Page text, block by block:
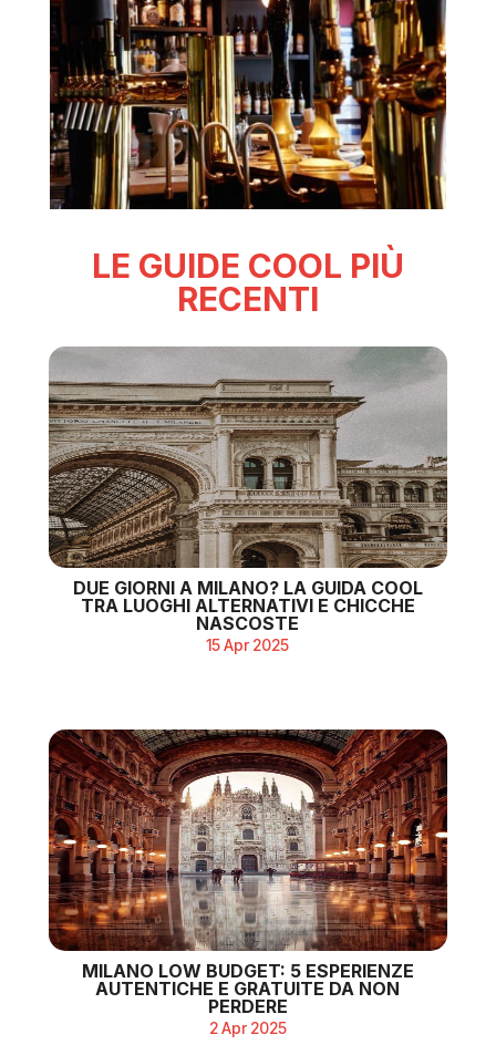
LE GUIDE COOL PIÙ
RECENTI
DUE GIORNI A MILANO? LA GUIDA COOL
TRA LUOGHI ALTERNATIVI E CHICCHE
NASCOSTE
15 Apr 2025
MILANO LOW BUDGET: 5 ESPERIENZE
AUTENTICHE E GRATUITE DA NON
PERDERE
2 Apr 2025